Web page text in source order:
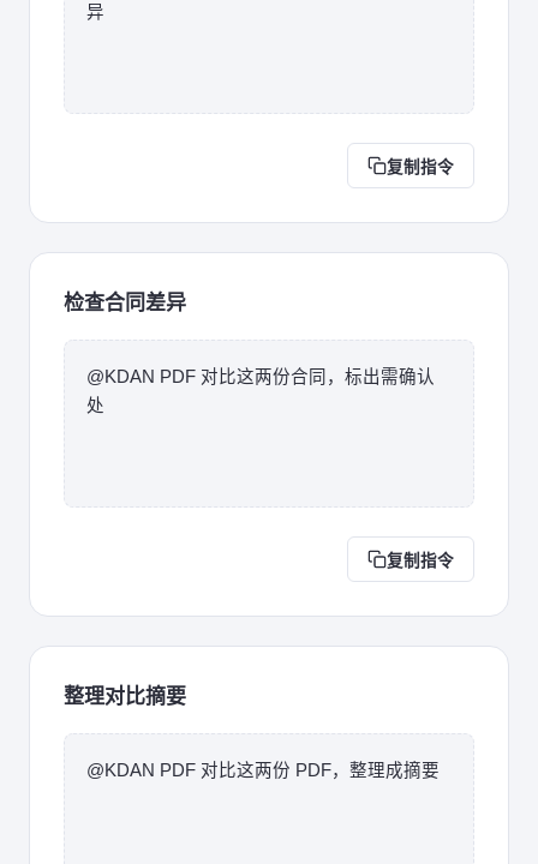
异
复制指令
检查合同差异
@KDAN PDF 对比这两份合同，标出需确认
处
复制指令
整理对比摘要
@KDAN PDF 对比这两份 PDF，整理成摘要